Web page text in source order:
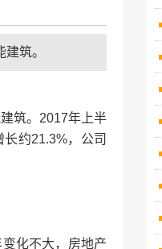
筑。
筑。2017年上半
约21.3%，公司
化不大，房地产